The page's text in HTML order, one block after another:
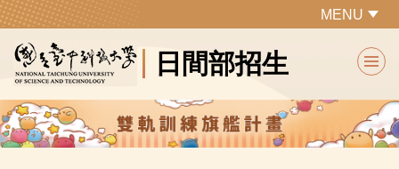
跳
主
要
內
容
區
日間部招生
MENU